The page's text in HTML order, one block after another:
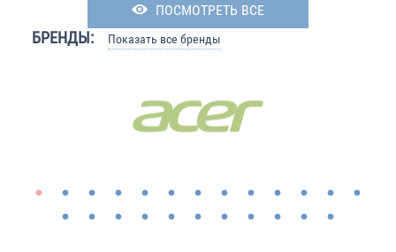
ПОСМОТРЕТЬ ВСЕ
БРЕНДЫ: Показать все бренды